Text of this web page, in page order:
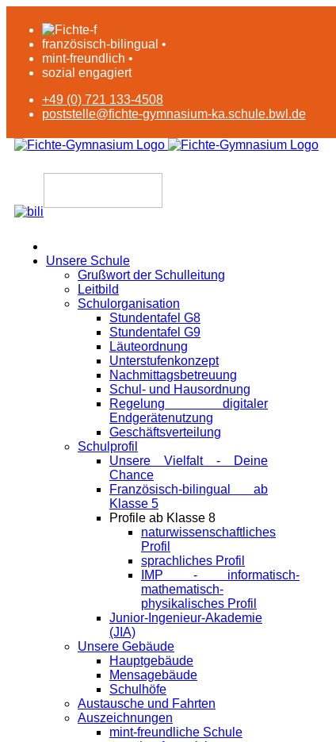
französisch-bilingual •
mint-freundlich •
sozial engagiert
+49 (0) 721 133-4508
poststelle@fichte-gymnasium-ka.schule.bwl.de
Unsere Schule
Grußwort der Schulleitung
Leitbild
Schulorganisation
Stundentafel G8
Stundentafel G9
Läuteordnung
Unterstufenkonzept
Nachmittagsbetreuung
Schul- und Hausordnung
Regelung digitaler
Endgeräte­nutzung
Geschäftsverteilung
Schulprofil
Unsere Vielfalt - Deine
Chance
Französisch-bilingual ab
Klasse 5
Profile ab Klasse 8
naturwissenschaftliches
Profil
sprachliches Profil
IMP - informatisch-
mathematisch-
physikalisches Profil
Junior-Ingenieur-Akademie
(JIA)
Unsere Gebäude
Hauptgebäude
Mensagebäude
Schulhöfe
Austausche und Fahrten
Auszeichnungen
mint-freundliche Schule